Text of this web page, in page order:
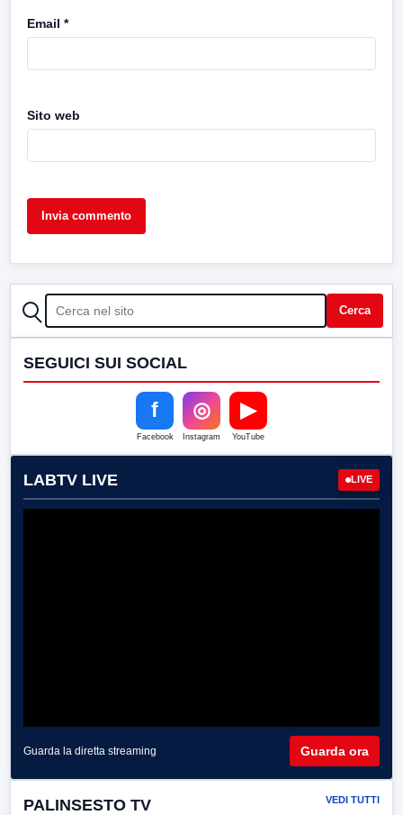
Email *
Sito web
CERCA Cerca
SEGUICI SUI SOCIAL
f
Facebook
◎
Instagram
▶
YouTube
LABTV LIVE LIVE
Guarda la diretta streaming Guarda ora
PALINSESTO TV VEDI TUTTI